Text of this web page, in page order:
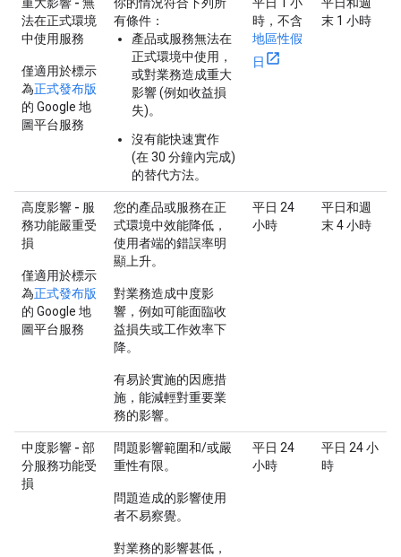
法在正式環境
中使用服務
僅適用於標示
為正式發布版
的 Google 地
圖平台服務
有條件：
產品或服務無法在
正式環境中使用，
或對業務造成重大
影響 (例如收益損
失)。
沒有能快速實作
(在 30 分鐘內完成)
的替代方法。
時，不含
地區性假
日
末 1 小時
高度影響 - 服
務功能嚴重受
損
僅適用於標示
為正式發布版
的 Google 地
圖平台服務
您的產品或服務在正
式環境中效能降低，
使用者端的錯誤率明
顯上升。
對業務造成中度影
響，例如可能面臨收
益損失或工作效率下
降。
有易於實施的因應措
施，能減輕對重要業
務的影響。
平日 24
小時
平日和週
末 4 小時
中度影響 - 部
分服務功能受
損
問題影響範圍和/或嚴
重性有限。
問題造成的影響使用
者不易察覺。
對業務的影響甚低，
平日 24
小時
平日 24 小
時